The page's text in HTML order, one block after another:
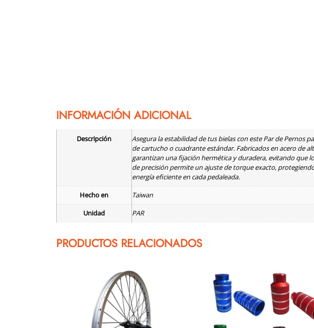
INFORMACIÓN ADICIONAL
Descripción
Asegura la estabilidad de tus bielas con este Par de Pernos
de cartucho o cuadrante estándar. Fabricados en acero de
garantizan una fijación hermética y duradera, evitando que
de precisión permite un ajuste de torque exacto,
energía eficiente en cada pedaleada.
Hecho en
Taiwan
Unidad
PAR
PRODUCTOS RELACIONADOS